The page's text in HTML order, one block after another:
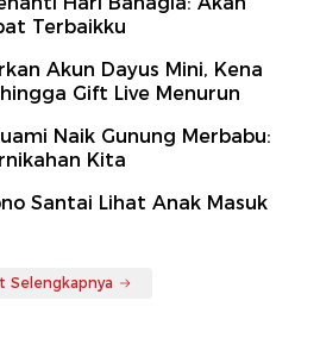
Terbaikku
Akun Dayus Mini, Kena
Gift Live Menurun
Naik Gunung Merbabu:
Kita
Santai Lihat Anak Masuk
Selengkapnya